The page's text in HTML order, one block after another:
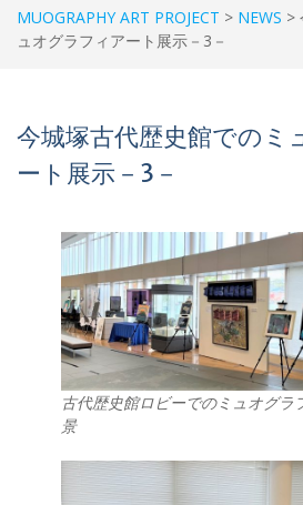
MUOGRAPHY ART PROJECT > NEWS >
ュオグラフィアート展示－3－
今城塚古代歴史館でのミ
ート展示－3－
古代歴史館ロビーでのミュオグラ
景